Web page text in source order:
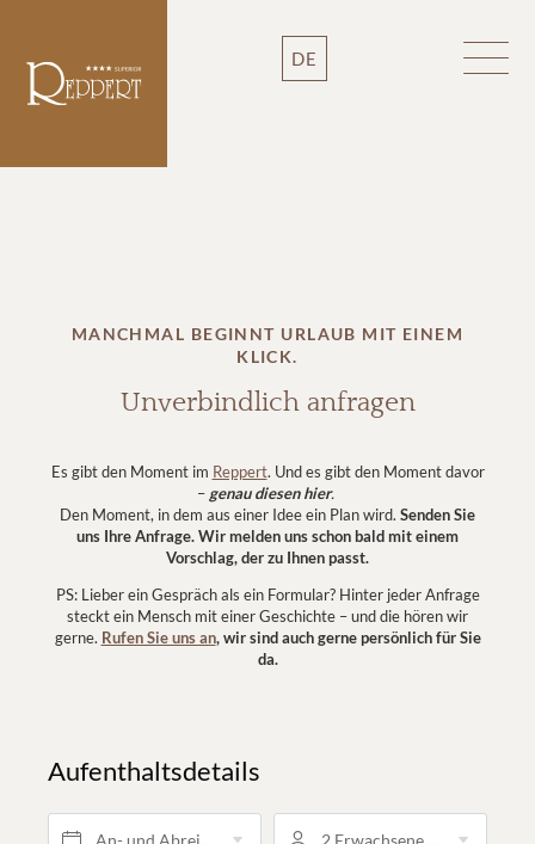
DE
Unverbindlich anfragen
MANCHMAL BEGINNT URLAUB MIT EINEM
KLICK.
Es gibt den Moment im Reppert. Und es gibt den Moment davor
– genau diesen hier.
Den Moment, in dem aus einer Idee ein Plan wird. Senden Sie
uns Ihre Anfrage.Wir melden uns schon bald mit einem
Vorschlag, der zu Ihnen passt.
PS: Lieber ein Gespräch als ein Formular? Hinter jeder Anfrage
steckt ein Mensch mit einer Geschichte – und die hören wir
gerne. Rufen Sie uns an, wir sind auch gerne persönlich für Sie
da.
Aufenthaltsdetails
An- und Abreise* 2 Erwachsene, Dreiviertel Pension